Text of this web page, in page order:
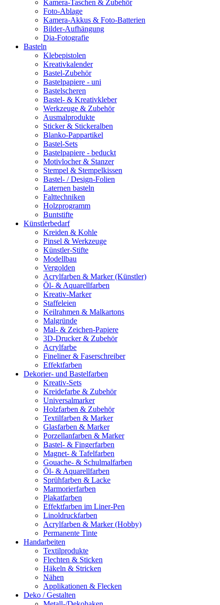
Kamera-Taschen & Zubehör
Foto-Ablage
Kamera-Akkus & Foto-Batterien
Bilder-Aufhängung
Dia-Fotografie
Basteln
Klebepistolen
Kreativkalender
Bastel-Zubehör
Bastelpapiere - uni
Bastelscheren
Bastel- & Kreativkleber
Werkzeuge & Zubehör
Ausmalprodukte
Sticker & Stickeralben
Blanko-Pappartikel
Bastel-Sets
Bastelpapiere - beduckt
Motivlocher & Stanzer
Stempel & Stempelkissen
Bastel- / Design-Folien
Laternen basteln
Falttechniken
Holzprogramm
Buntstifte
Künstlerbedarf
Kreiden & Kohle
Pinsel & Werkzeuge
Künstler-Stifte
Modellbau
Vergolden
Acrylfarben & Marker (Künstler)
Öl- & Aquarellfarben
Kreativ-Marker
Staffeleien
Keilrahmen & Malkartons
Malgründe
Mal- & Zeichen-Papiere
3D-Drucker & Zubehör
Acrylfarbe
Fineliner & Faserschreiber
Effektfarben
Dekorier- und Bastelfarben
Kreativ-Sets
Kreidefarbe & Zubehör
Universalmarker
Holzfarben & Zubehör
Textilfarben & Marker
Glasfarben & Marker
Porzellanfarben & Marker
Bastel- & Fingerfarben
Magnet- & Tafelfarben
Gouache- & Schulmalfarben
Öl- & Aquarellfarben
Sprühfarben & Lacke
Marmorierfarben
Plakatfarben
Effektfarben im Liner-Pen
Linoldruckfarben
Acrylfarben & Marker (Hobby)
Permanente Tinte
Handarbeiten
Textilprodukte
Flechten & Sticken
Häkeln & Stricken
Nähen
Applikationen & Flecken
Deko / Gestalten